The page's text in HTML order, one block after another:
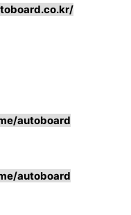
autoboard
autoboard